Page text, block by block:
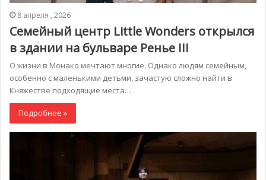
8 апреля , 2026
Семейный центр Little Wonders открылся
в здании на бульваре Ренье III
О жизни в Монако мечтают многие. Однако людям семейным,
особенно с маленькими детьми, зачастую сложно найти в
Княжестве подходящие места…
Подробнее »